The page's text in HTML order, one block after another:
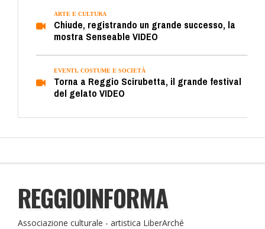
ARTE E CULTURA
Chiude, registrando un grande successo, la
mostra Senseable VIDEO
EVENTI, COSTUME E SOCIETÀ
Torna a Reggio Scirubetta, il grande festival
del gelato VIDEO
REGGIOINFORMA
Associazione culturale - artistica LiberArché